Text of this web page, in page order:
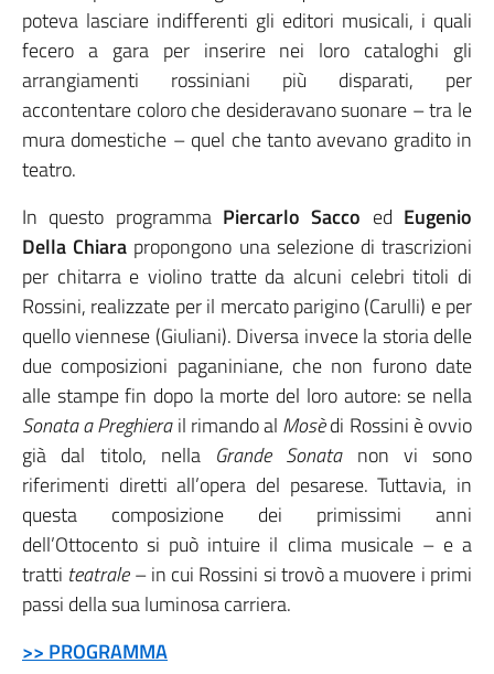
poteva lasciare indifferenti gli editori musicali, i quali
fecero a gara per inserire nei loro cataloghi gli
arrangiamenti rossiniani più disparati, per
accontentare coloro che desideravano suonare – tra le
mura domestiche – quel che tanto avevano gradito in
teatro.
In questo programma Piercarlo Sacco ed Eugenio
Della Chiara propongono una selezione di trascrizioni
per chitarra e violino tratte da alcuni celebri titoli di
Rossini, realizzate per il mercato parigino (Carulli) e per
quello viennese (Giuliani). Diversa invece la storia delle
due composizioni paganiniane, che non furono date
alle stampe fin dopo la morte del loro autore: se nella
Sonata a Preghierail rimando al Mosèdi Rossini è ovvio
già dal titolo, nella Grande Sonatanon vi sono
riferimenti diretti all’opera del pesarese. Tuttavia, in
questa composizione dei primissimi anni
dell’Ottocento si può intuire il clima musicale – e a
tratti teatrale– in cui Rossini si trovò a muovere i primi
passi della sua luminosa carriera.
>> PROGRAMMA